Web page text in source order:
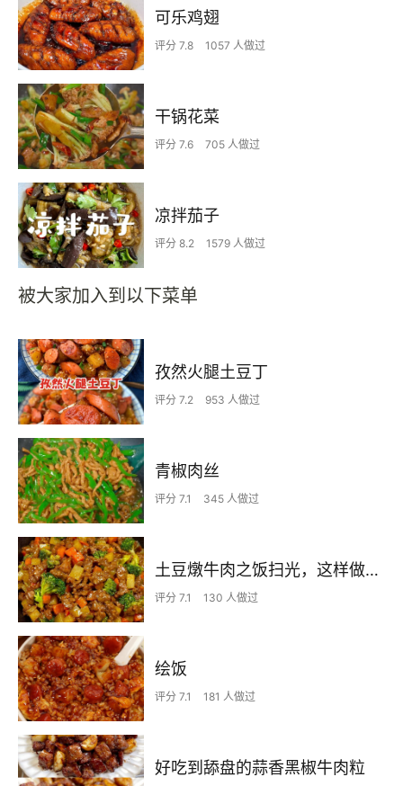
可乐鸡翅
评分 7.8 1057 人做过
干锅花菜
评分 7.6 705 人做过
凉拌茄子
评分 8.2 1579 人做过
被大家加入到以下菜单
孜然火腿土豆丁
评分 7.2 953 人做过
青椒肉丝
评分 7.1 345 人做过
土豆燉牛肉之饭扫光，这样做也太香了吧，还没出锅已是浓香四溢了
评分 7.1 130 人做过
绘饭
评分 7.1 181 人做过
好吃到舔盘的蒜香黑椒牛肉粒